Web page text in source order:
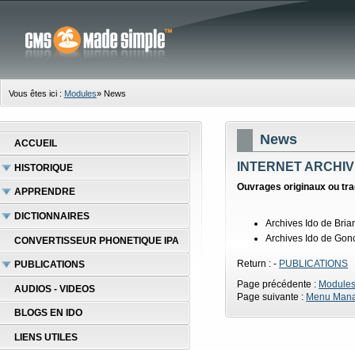
Vous êtes ici : Modules» News
ACCUEIL
HISTORIQUE
APPRENDRE
DICTIONNAIRES
CONVERTISSEUR PHONETIQUE IPA
PUBLICATIONS
AUDIOS - VIDEOS
BLOGS EN IDO
LIENS UTILES
News
INTERNET
Ouvrages originaux ou
Archives Ido de
Archives Ido de
Return : - PUBLICATIONS
Page précédente :
Page suivante : Menu